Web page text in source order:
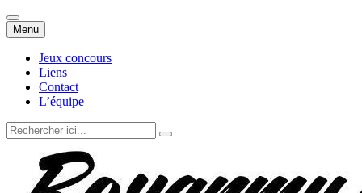
Menu Aller
au
contenu
Jeux concours
Liens
Contact
L’équipe
Recherche
pour